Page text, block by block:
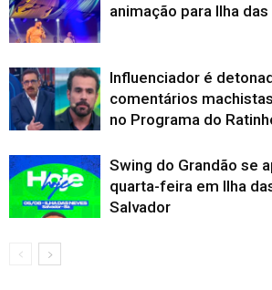
animação para Ilha
Influenciador é
comentários
no Programa do
Swing do Grandão se
quarta-feira em Ilha
Salvador